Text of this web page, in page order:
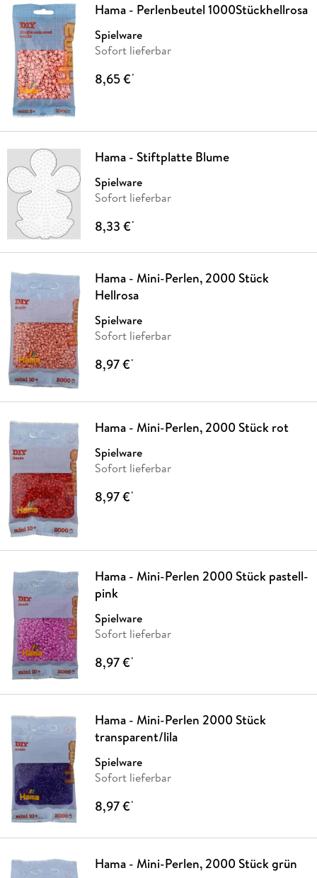
Hama - Perlenbeutel 1000Stückhellrosa
Spielware
Sofort lieferbar
8,65 €*
Hama - Stiftplatte Blume
Spielware
Sofort lieferbar
8,33 €*
Hama - Mini-Perlen, 2000 Stück
Hellrosa
Spielware
Sofort lieferbar
8,97 €*
Hama - Mini-Perlen, 2000 Stück rot
Spielware
Sofort lieferbar
8,97 €*
Hama - Mini-Perlen 2000 Stück pastell-
pink
Spielware
Sofort lieferbar
8,97 €*
Hama - Mini-Perlen 2000 Stück
transparent/lila
Spielware
Sofort lieferbar
8,97 €*
Hama - Mini-Perlen, 2000 Stück grün